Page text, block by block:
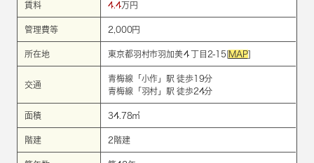
賃料 4.4万円
管理費等 2,000円
所在地 東京都羽村市羽加美４丁目2-15[ MAP]
交通
青梅線 「 小作 」駅 徒歩19分
青梅線 「 羽村 」駅 徒歩24分
面積 34.78㎡
階建 2階建